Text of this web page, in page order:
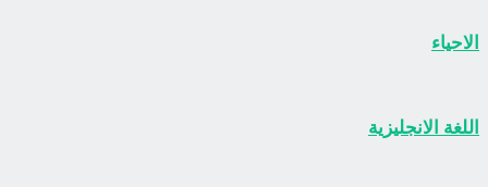
الاحياء
اللغة الانجليزية